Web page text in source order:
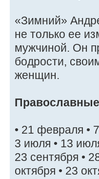
«Зимний»
не только ее
мужчиной. Он
бодрости,
женщин.
• 21 февраля •
3 июля • 13
23 сентября •
октября • 23